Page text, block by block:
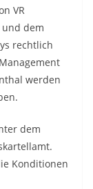
VR
und dem
rechtlich
werden
dem
Konditionen